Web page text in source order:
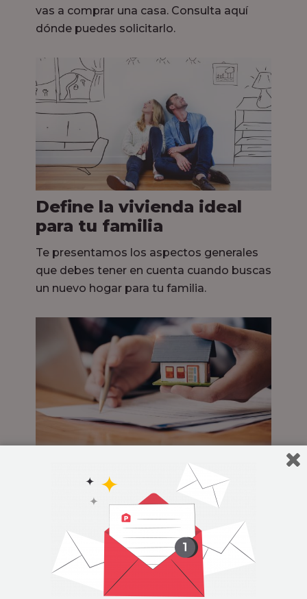
vas a comprar una casa. Consulta aquí
dónde puedes solicitarlo.
Define la vivienda ideal
para tu familia
Te presentamos los aspectos generales
que debes tener en cuenta cuando buscas
un nuevo hogar para tu familia.
¿Qué es el avalúo
catastral?
Descubre en la siguiente nota las
características del avalúo catastral y sus
principales diferencias con el avalúo
comercial